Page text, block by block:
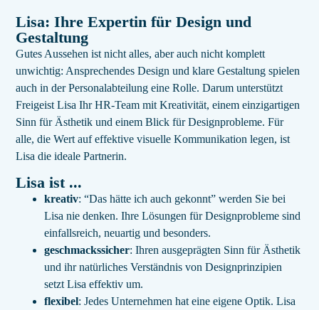
Lisa: Ihre Expertin für Design und
Gestaltung
Gutes Aussehen ist nicht alles, aber auch nicht komplett
unwichtig: Ansprechendes Design und klare Gestaltung spielen
auch in der Personalabteilung eine Rolle. Darum unterstützt
Freigeist Lisa Ihr HR-Team mit Kreativität, einem einzigartigen
Sinn für Ästhetik und einem Blick für Designprobleme. Für
alle, die Wert auf effektive visuelle Kommunikation legen, ist
Lisa die ideale Partnerin.
Lisa ist ...
kreativ: “Das hätte ich auch gekonnt” werden Sie bei
Lisa nie denken. Ihre Lösungen für Designprobleme sind
einfallsreich, neuartig und besonders.
geschmackssicher: Ihren ausgeprägten Sinn für Ästhetik
und ihr natürliches Verständnis von Designprinzipien
setzt Lisa effektiv um.
flexibel: Jedes Unternehmen hat eine eigene Optik. Lisa